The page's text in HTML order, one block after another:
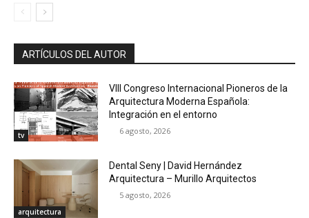
ARTÍCULOS DEL AUTOR
tv
VIII Congreso Internacional Pioneros de la
Arquitectura Moderna Española:
Integración en el entorno
6 agosto, 2026
arquitectura
Dental Seny | David Hernández
Arquitectura – Murillo Arquitectos
5 agosto, 2026